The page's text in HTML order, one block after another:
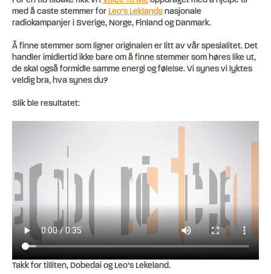
med å caste stemmer for Leo’s Leklandsnasjonale
radiokampanjer i Sverige, Norge, Finland og Danmark.
Å finne stemmer som ligner originalen er litt av vår spesialitet. Det
handler imidlertid ikke bare om å finne stemmer som høres like ut,
de skal også formidle samme energi og følelse. Vi synes vi lyktes
veldig bra, hva synes du?
Slik ble resultatet:
Takk for tilliten, Dobedai og Leo’s Lekeland.